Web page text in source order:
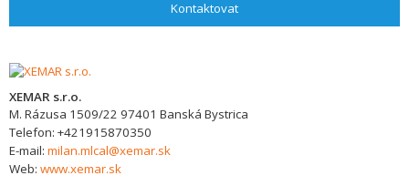
Kontaktovat
XEMAR s.r.o.
M. Rázusa 1509/22 97401 Banská Bystrica
Telefon: +421915870350
E-mail: milan.mlcal@xemar.sk
Web: www.xemar.sk